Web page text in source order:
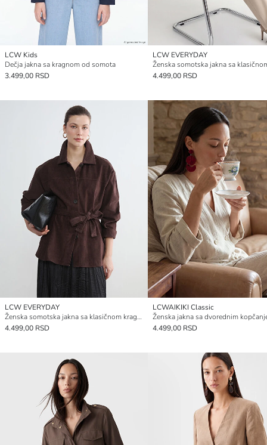
LCW Kids
Dečja jakna sa kragnom od somota
3.499,00 RSD
LCW EVERYDAY
4.499,00 RSD
LCW EVERYDAY
Ženska somotska jakna sa klasičnom kragnom i pojasom
4.499,00 RSD
LCWAIKIKI Classic
4.499,00 RSD